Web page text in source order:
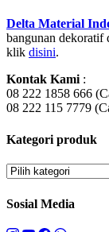
Delta Material
bangunan dekoratif
klik disini.
Kontak Kami :
08 222 1858 666
08 222 115 7779
Kategori produk
Sosial Media